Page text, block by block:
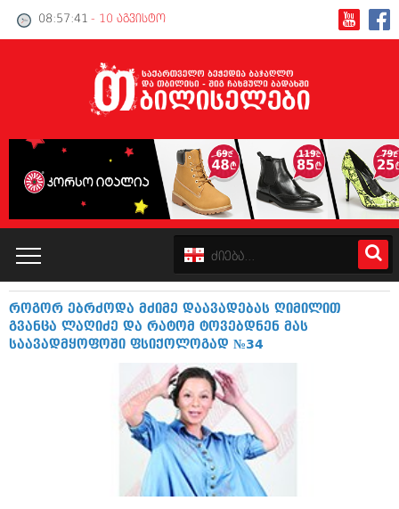
08:57:42 - 10 აგვისტო
კატალოგი
მოდი, ვილაპარაკოთ
როგორ ებრძოდა მძიმე დაავადებას ღიმილით
გვანცა ლაღიძე და რატომ ტოვებდნენ მას
საავადმყოფოში ფსიქოლოგად №34